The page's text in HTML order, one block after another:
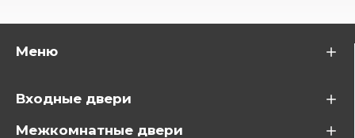
Меню
Входные двери
Межкомнатные двери